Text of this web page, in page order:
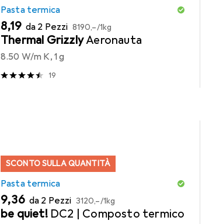
Pasta termica
EUR
8,19 da 2 Pezzi EUR
8190,–/1kg
Thermal GrizzlyAeronauta
8.50 W/m K, 1 g
19
SCONTO SULLA QUANTITÀ
Pasta termica
EUR
9,36 da 2 Pezzi EUR
3120,–/1kg
be quiet! DC2 | Composto termico